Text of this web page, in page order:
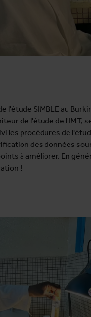
SIMBLE au
de l'étude de l'IMT,
les procédures de
des données
à améliorer. En
!